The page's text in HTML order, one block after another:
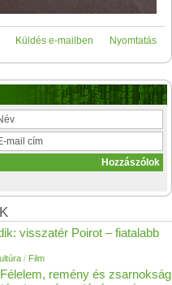
Nyomtatás
Küldés e-mailben
visszatér Poirot – fiatalabb
/ Film
remény és zsarnokság